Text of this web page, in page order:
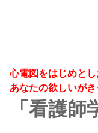
心電図をはじめとし
あなたの欲しいが
「看護師